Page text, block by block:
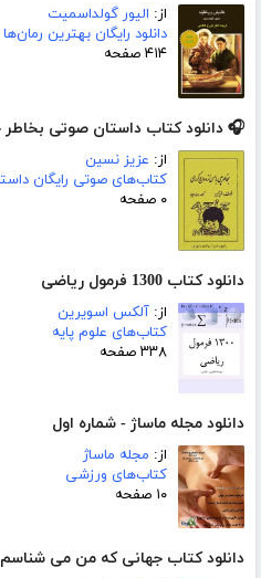
از: الیور گولداسمیت
دانلود رایگان بهترین رمان‌ها
۴۱۴ صفحه
🎧 دانلود کتاب داستان صوتی بخاطر
از: عزیز نسین
کتاب‌های صوتی رایگان
۰ صفحه
دانلود کتاب 1300 فرمول ریاضی
از: آلکس اسویرین
کتاب‌های علوم پایه
۳۳۸ صفحه
دانلود مجله ماساژ - شماره اول
از: مجله ماساژ
کتاب‌های ورزشی
۱۰ صفحه
دانلود کتاب جهانی که من می شناسم